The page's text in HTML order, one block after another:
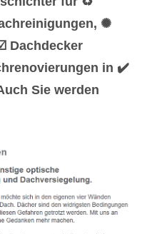
✺
Dachdecker
in ✔️
Sie werden